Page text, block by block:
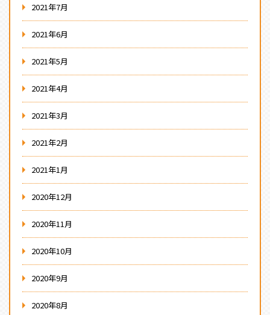
2021年7月
2021年6月
2021年5月
2021年4月
2021年3月
2021年2月
2021年1月
2020年12月
2020年11月
2020年10月
2020年9月
2020年8月